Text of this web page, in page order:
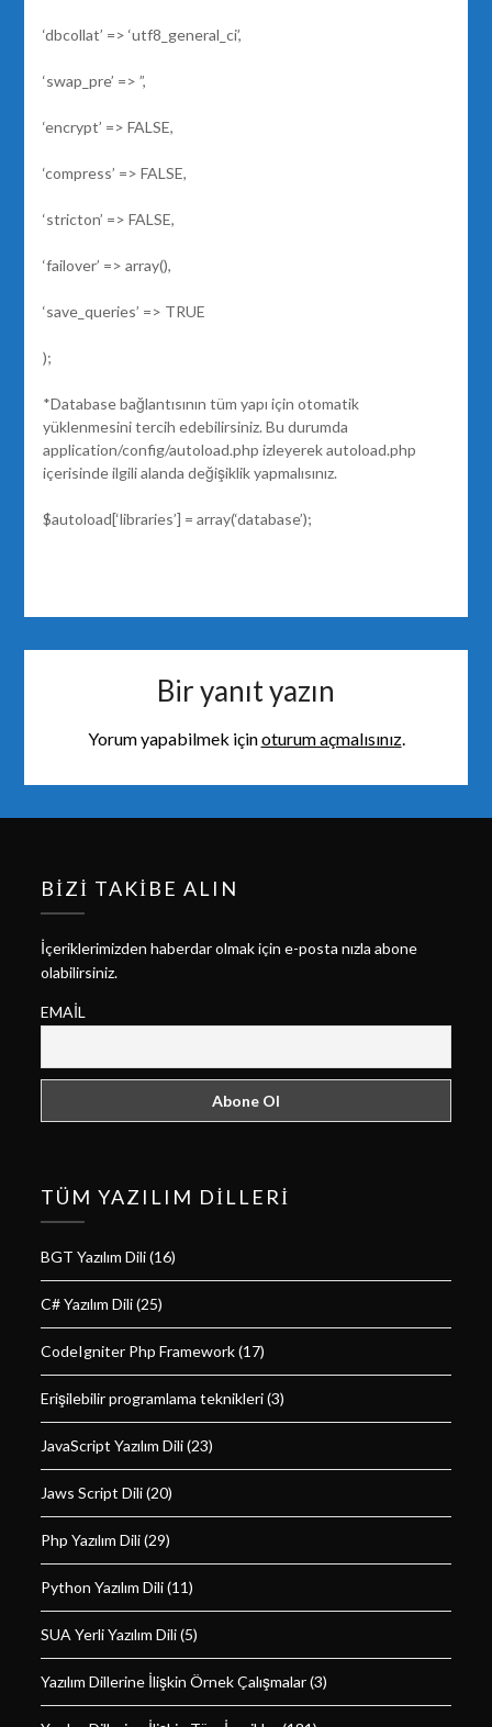
‘dbcollat’ => ‘utf8_general_ci’,
‘swap_pre’ => ”,
‘encrypt’ => FALSE,
‘compress’ => FALSE,
‘stricton’ => FALSE,
‘failover’ => array(),
‘save_queries’ => TRUE
);
*Database bağlantısının tüm yapı için otomatik
yüklenmesini tercih edebilirsiniz. Bu durumda
application/config/autoload.php izleyerek autoload.php
içerisinde ilgili alanda değişiklik yapmalısınız.
$autoload[‘libraries’] = array(‘database’);
Bir yanıt yazın
Yorum yapabilmek içinoturum açmalısınız.
BIZI TAKIBE ALIN
İçeriklerimizden haberdar olmak için e-posta nızla abone
olabilirsiniz.
EMAIL
TÜM YAZILIM DILLERI
BGT Yazılım Dili(16)
C# Yazılım Dili(25)
CodeIgniter Php Framework(17)
Erişilebilir programlama teknikleri(3)
JavaScript Yazılım Dili(23)
Jaws Script Dili(20)
Php Yazılım Dili(29)
Python Yazılım Dili(11)
SUA Yerli Yazılım Dili(5)
Yazılım Dillerine İlişkin Örnek Çalışmalar(3)